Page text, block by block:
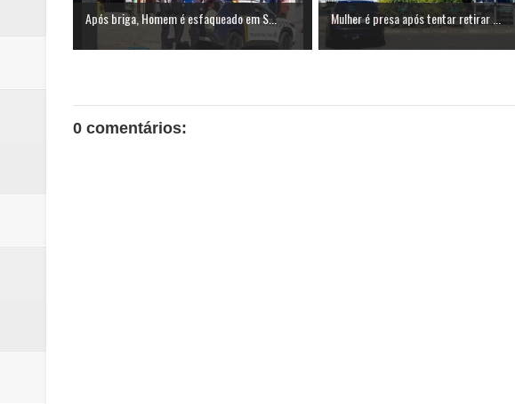
Após briga, Homem é esfaqueado em S... Mulher é presa após tentar retirar ...
0 comentários: